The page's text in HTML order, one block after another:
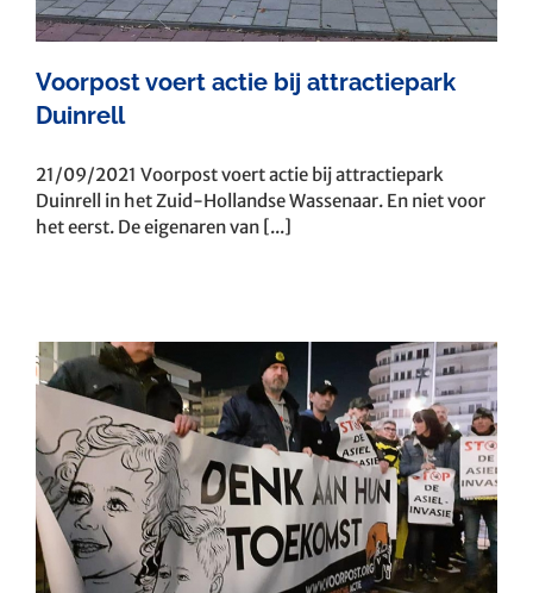
Voorpost voert actie bij attractiepark
Duinrell
21/09/2021 Voorpost voert actie bij attractiepark
Duinrell in het Zuid-Hollandse Wassenaar. En niet voor
het eerst. De eigenaren van [...]